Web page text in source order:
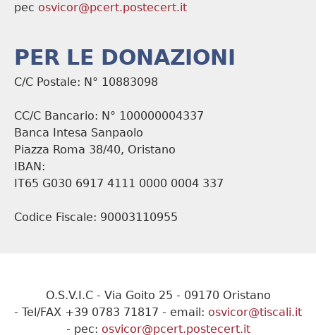
pec osvicor@pcert.postecert.it
PER LE DONAZIONI
C/C Postale: N° 10883098
CC/C Bancario: N° 100000004337
Banca Intesa Sanpaolo
Piazza Roma 38/40, Oristano
IBAN:
IT65 G030 6917 4111 0000 0004 337
Codice Fiscale: 90003110955
O.S.V.I.C - Via Goito 25 - 09170 Oristano
- Tel/FAX +39 0783 71817 - email: osvicor@tiscali.it
- pec: osvicor@pcert.postecert.it